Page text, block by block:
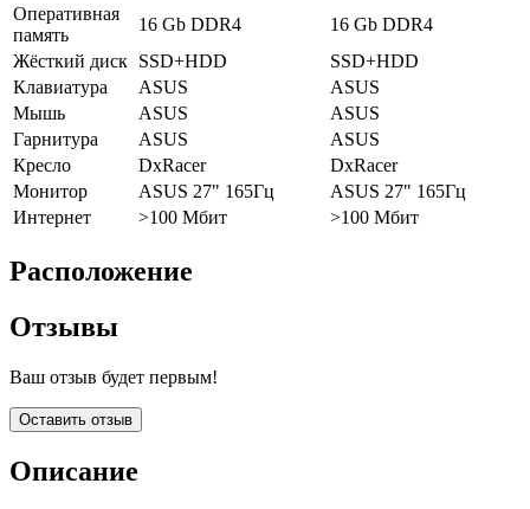
Оперативная
память
16 Gb DDR4
16 Gb DDR4
Жёсткий диск SSD+HDD
SSD+HDD
Клавиатура
ASUS
ASUS
Мышь
ASUS
ASUS
Гарнитура
ASUS
ASUS
Кресло
DxRacer
DxRacer
Монитор
ASUS 27" 165Гц
ASUS 27" 165Гц
Интернет
>100 Мбит >100 Мбит
Расположение
Отзывы
Ваш отзыв будет первым!
Оставить отзыв
Описание